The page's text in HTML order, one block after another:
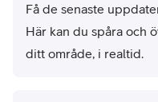
Få de senaste
Här kan du spåra och
ditt område, i realtid.